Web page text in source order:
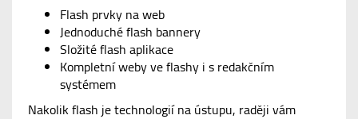
Flash prvky na web
Jednoduché flash bannery
Složité flash aplikace
Kompletní weby ve flashy i s redakčním
systémem
Nakolik flash je technologií na ústupu, raději vám